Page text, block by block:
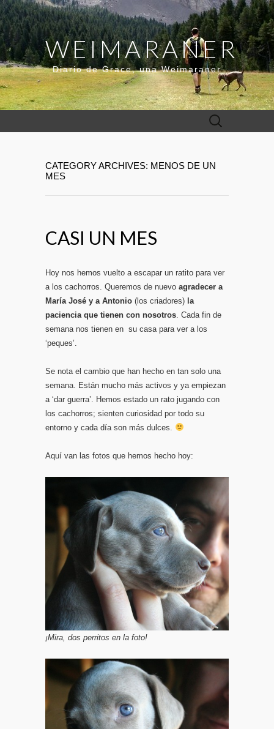
WEIMARANER
Diario de Grace, una Weimaraner
Buscar:
CATEGORY ARCHIVES: MENOS DE UN
MES
CASI UN MES
Hoy nos hemos vuelto a escapar un ratito para ver
a los cachorros. Queremos de nuevo agradecer a
María José y a Antonio (los criadores) la
paciencia que tienen con nosotros. Cada fin de
semana nos tienen en su casa para ver a los
‘peques’.
Se nota el cambio que han hecho en tan solo una
semana. Están mucho más activos y ya empiezan
a ‘dar guerra’. Hemos estado un rato jugando con
los cachorros; sienten curiosidad por todo su
entorno y cada día son más dulces.
Aquí van las fotos que hemos hecho hoy:
¡Mira, dos perritos en la foto!